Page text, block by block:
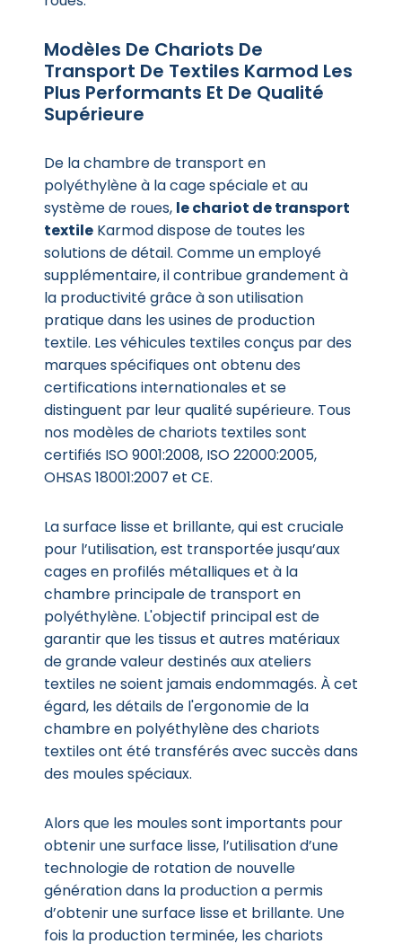
Modèles De Chariots De
Transport De Textiles Karmod Les
Plus Performants Et De Qualité
Supérieure
De la chambre de transport en
polyéthylène à la cage spéciale et au
système de roues, le chariot de transport
textile Karmod dispose de toutes les
solutions de détail. Comme un employé
supplémentaire, il contribue grandement à
la productivité grâce à son utilisation
pratique dans les usines de production
textile. Les véhicules textiles conçus par des
marques spécifiques ont obtenu des
certifications internationales et se
distinguent par leur qualité supérieure. Tous
nos modèles de chariots textiles sont
certifiés ISO 9001:2008, ISO 22000:2005,
OHSAS 18001:2007 et CE.
La surface lisse et brillante, qui est cruciale
pour l’utilisation, est transportée jusqu’aux
cages en profilés métalliques et à la
chambre principale de transport en
polyéthylène. L'objectif principal est de
garantir que les tissus et autres matériaux
de grande valeur destinés aux ateliers
textiles ne soient jamais endommagés. À cet
égard, les détails de l'ergonomie de la
chambre en polyéthylène des chariots
textiles ont été transférés avec succès dans
des moules spéciaux.
Alors que les moules sont importants pour
obtenir une surface lisse, l’utilisation d’une
technologie de rotation de nouvelle
génération dans la production a permis
d’obtenir une surface lisse et brillante. Une
fois la production terminée, les chariots